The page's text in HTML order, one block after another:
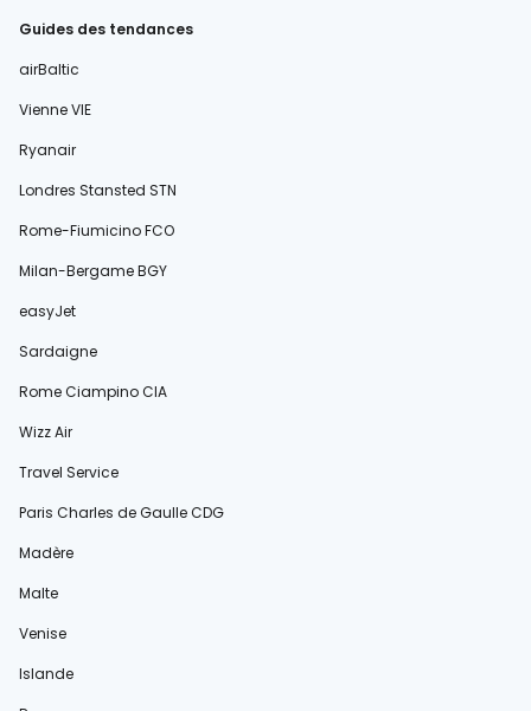
Guides des tendances
airBaltic
Vienne VIE
Ryanair
Londres Stansted STN
Rome-Fiumicino FCO
Milan-Bergame BGY
easyJet
Sardaigne
Rome Ciampino CIA
Wizz Air
Travel Service
Paris Charles de Gaulle CDG
Madère
Malte
Venise
Islande